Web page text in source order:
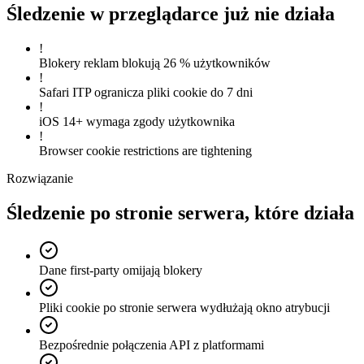
Śledzenie w przeglądarce już nie działa
!
Blokery reklam blokują 26 % użytkowników
!
Safari ITP ogranicza pliki cookie do 7 dni
!
iOS 14+ wymaga zgody użytkownika
!
Browser cookie restrictions are tightening
Rozwiązanie
Śledzenie po stronie serwera, które działa
Dane first-party omijają blokery
Pliki cookie po stronie serwera wydłużają okno atrybucji
Bezpośrednie połączenia API z platformami